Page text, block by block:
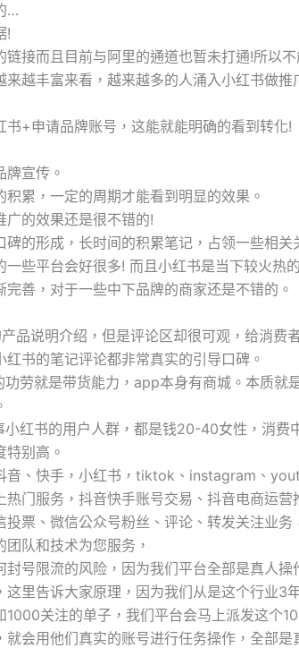
…
!
接而且目前与阿里的通道也暂未打通!所以
越丰富来看，越来越多的人涌入小红书做
书+申请品牌账号，这能就能明确的看到转化!
宣传。
累，一定的周期才能看到明显的效果。
广的效果还是很不错的!
碑的形成，长时间的积累笔记，占领一些相
一些平台会好很多! 而且小红书是当下较火热
善，对于一些中下品牌的商家还是不错的。
品说明介绍，但是评论区却很可观，给消费
书的笔记评论都非常真实的引导口碑。
劳就是带货能力，app本身有商城。本质就
红书的用户人群，都是钱20-40女性，消费
别高。
音、快手，小红书，tiktok、instagram、
热门服务，抖音快手账号交易、抖音电商运
投票、微信公众号粉丝、评论、转发关注业
队和技术为您服务，
号限流的风险，因为我们平台全部是真人
里告诉大家原理，因为我们从是这个行业3
关注的单子，我们平台会马上派发这个
会用他们真实的账号进行任务操作，全部是